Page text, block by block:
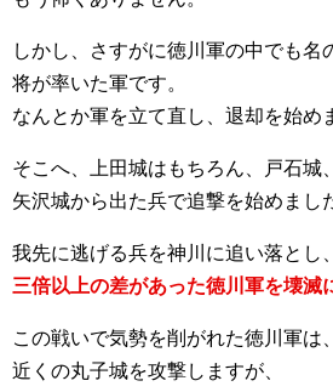
しかし、さすがに徳川軍の中でも名
将が率いた軍です。
なんとか軍を立て直し、退却を始め
そこへ、上田城はもちろん、戸石城、
矢沢城から出た兵で追撃を始めまし
我先に逃げる兵を神川に追い落とし、
三倍以上の差があった徳川軍を壊滅
この戦いで気勢を削がれた徳川軍は、
近くの丸子城を攻撃しますが、